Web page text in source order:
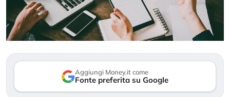
Aggiungi Money.it come
Fonte preferita su Google